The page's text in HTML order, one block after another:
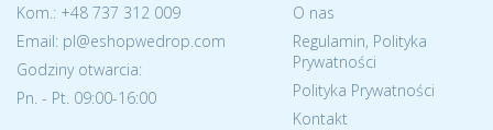
Kom.: +48 737 312 009
Email: pl@eshopwedrop.com
Godziny otwarcia:
Pn. - Pt. 09:00-16:00
O nas
Regulamin, Polityka
Prywatności
Polityka Prywatności
Kontakt